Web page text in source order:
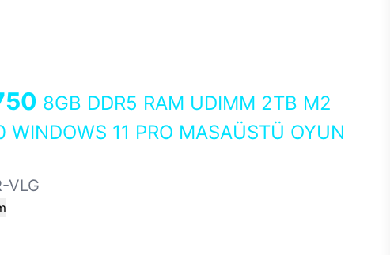
8GB DDR5 RAM UDIMM 2TB M2
WINDOWS 11 PRO MASAÜSTÜ OYUN
VLG